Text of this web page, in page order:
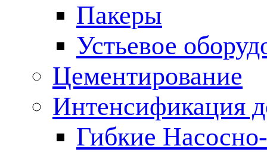
Пакеры
Устьевое
Цементирование
Интенсификация
Гибкие